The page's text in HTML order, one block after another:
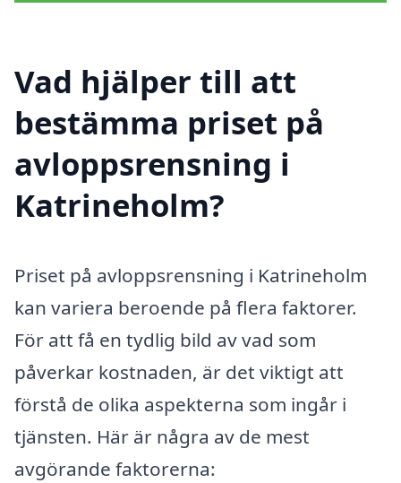
Vad hjälper till att
bestämma priset på
avloppsrensning i
Katrineholm?
Priset på avloppsrensning i Katrineholm
kan variera beroende på flera faktorer.
För att få en tydlig bild av vad som
påverkar kostnaden, är det viktigt att
förstå de olika aspekterna som ingår i
tjänsten. Här är några av de mest
avgörande faktorerna: